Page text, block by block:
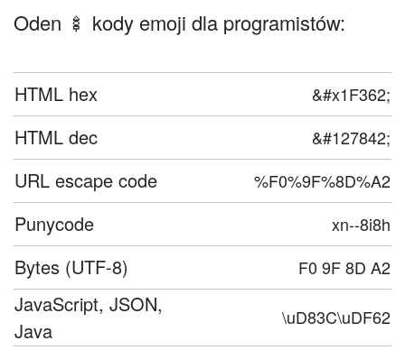
Oden 🍢 kody emoji dla programistów:
HTML hex &#x1F362;
HTML dec &#127842;
URL escape code %F0%9F%8D%A2
Punycode xn--8i8h
Bytes (UTF-8) F0 9F 8D A2
JavaScript, JSON,
Java
\uD83C\uDF62